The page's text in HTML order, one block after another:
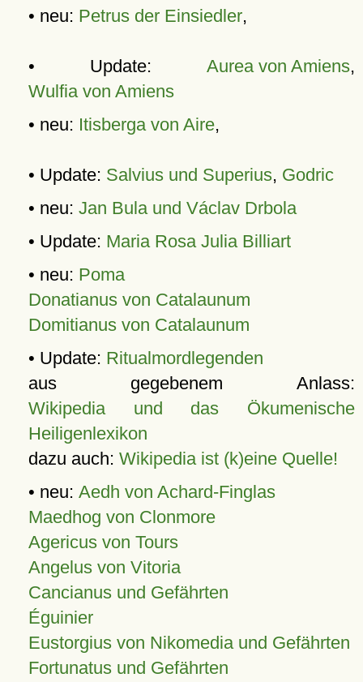
• neu: Petrus der Einsiedler,
• Update: Aurea von Amiens,
Wulfia von Amiens
• neu: Itisberga von Aire,
• Update: Salvius und Superius, Godric
• neu: Jan Bula und Václav Drbola
• Update: Maria Rosa Julia Billiart
• neu: Poma
Donatianus von Catalaunum
Domitianus von Catalaunum
• Update: Ritualmordlegenden
aus gegebenem Anlass:
Wikipedia und das Ökumenische
Heiligenlexikon
dazu auch: Wikipedia ist (k)eine Quelle!
• neu: Aedh von Achard-Finglas
Maedhog von Clonmore
Agericus von Tours
Angelus von Vitoria
Cancianus und Gefährten
Éguinier
Eustorgius von Nikomedia und Gefährten
Fortunatus und Gefährten